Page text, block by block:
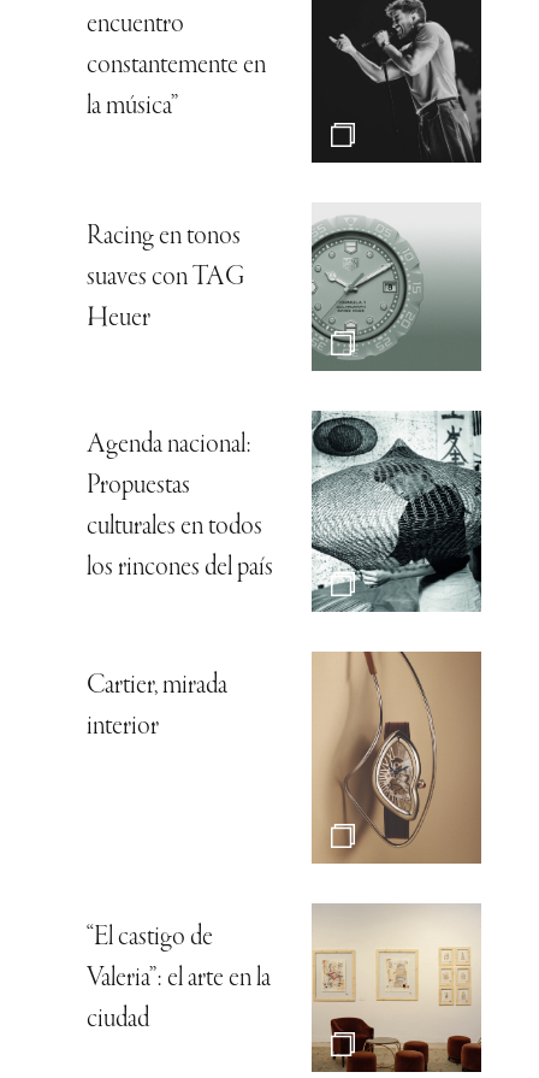
encuentro
constantemente en
la música”
Racing en tonos
suaves con TAG
Heuer
Agenda nacional:
Propuestas
culturales en todos
los rincones del país
Cartier, mirada
interior
“El castigo de
Valeria”: el arte en la
ciudad